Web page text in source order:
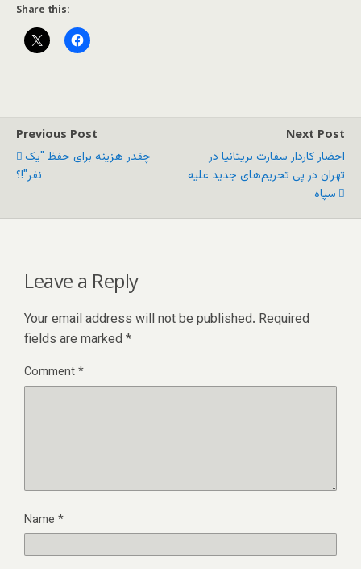
Share this:
Previous Post
چقدر هزینه برای حفظ "یک
نفر"!؟
Next Post
احضار کاردار سفارت بریتانیا در
تهران در پی تحریم‌های جدید علیه
سپاه
Leave a Reply
Your email address will not be published. Required
fields are marked *
Comment*
Name *